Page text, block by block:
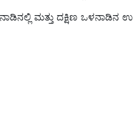
ಮತ್ತು ದಕ್ಷಿಣ ಒಳನಾಡಿನ